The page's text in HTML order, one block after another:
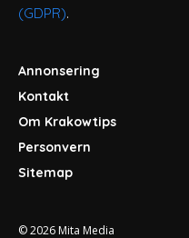
(GDPR).
Annonsering
Kontakt
Om Krakowtips
Personvern
Sitemap
© 2026 Mita Media